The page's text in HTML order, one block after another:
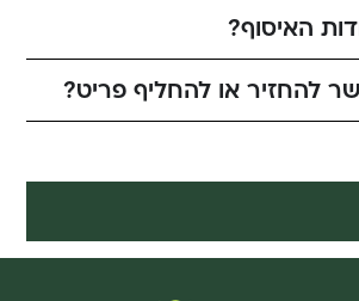
האיסוף?
להחזיר או להחליף פריט?